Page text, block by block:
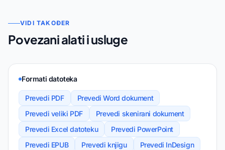
VIDI TAKOĐER
Povezani alati i usluge
Formati datoteka
Prevedi PDF
Prevedi Word dokument
Prevedi veliki PDF
Prevedi skenirani dokument
Prevedi Excel datoteku
Prevedi PowerPoint
Prevedi EPUB
Prevedi knjigu
Prevedi InDesign